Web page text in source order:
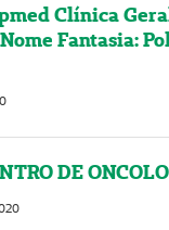
Clínica
Fantasia:
DE